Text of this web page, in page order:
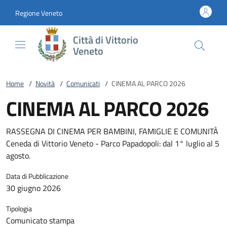
Regione Veneto
Città di Vittorio
Veneto
Home / Novità / Comunicati / CINEMA AL PARCO 2026
CINEMA AL PARCO 2026
RASSEGNA DI CINEMA PER BAMBINI, FAMIGLIE E COMUNITÀ
Ceneda di Vittorio Veneto - Parco Papadopoli: dal 1° luglio al 5
agosto.
Data di Pubblicazione
30 giugno 2026
Tipologia
Comunicato stampa